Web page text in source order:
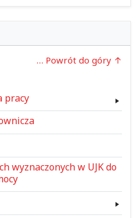
… Powrót do góry
pracy
wyznaczonych w UJK do